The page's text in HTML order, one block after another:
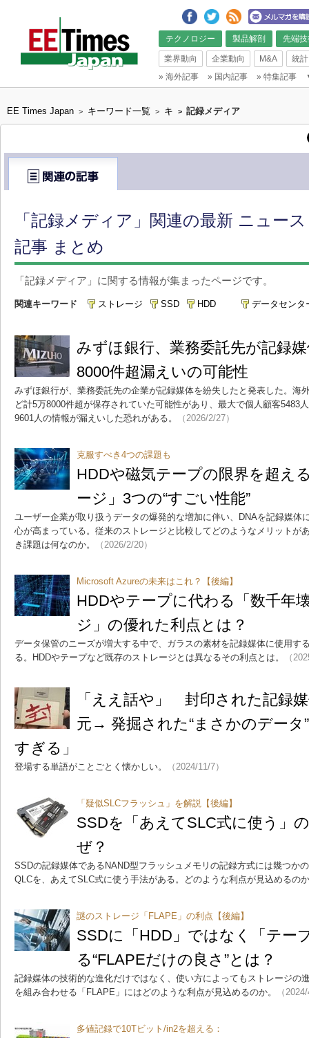
テクノロジー 製品解剖 先端
業界動向 企業動向 M&A
統計
» 海外記事 » 国内記事 » 特集記事
EE Times Japan > キーワード一覧 > キ > 記録メディア
「記録メディア」関連の最新 ニュー
記事 まとめ
「記録メディア」に関する情報が集まったページです。
関連キーワード ストレージ SSD HDD データセンタ
みずほ銀行、業務委託先が記録
8000件超漏えいの可能性
みずほ銀行が、業務委託先の企業が記録媒体を紛失したと発表した。海
ど計5万8000件超が保存されていた可能性があり、最大で個人顧客5483
9601人の情報が漏えいした恐れがある。
（2026/2/27）
克服すべき4つの課題も
HDDや磁気テープの限界を超
ージ」3つの“すごい性能”
ユーザー企業が取り扱うデータの爆発的な増加に伴い、DNAを記録媒体
心が高まっている。従来のストレージと比較してどのようなメリットが
き課題は何なのか。
（2026/2/20）
Microsoft Azureの未来はこれ？【後編】
HDDやテープに代わる「数千年
ジ」の優れた利点とは？
データ保管のニーズが増大する中で、ガラスの素材を記録媒体に使用す
る。HDDやテープなど既存のストレージとは異なるその利点とは。
（
「ええ話や」 封印された記録
元→ 発掘された“まさかのデー
すぎる」
登場する単語がことごとく懐かしい。 （2024/11/7）
「疑似SLCフラッシュ」を解説【後編】
SSDを「あえてSLC式に使う」
ぜ？
SSDの記録媒体であるNAND型フラッシュメモリの記録方式には幾つか
QLCを、あえてSLC式に使う手法がある。どのような利点が見込めるの
謎のストレージ「FLAPE」の利点【後編】
SSDに「HDD」ではなく「テー
る“FLAPEだけの良さ”とは？
記録媒体の技術的な進化だけではなく、使い方によってもストレージの
を組み合わせる「FLAPE」にはどのような利点が見込めるのか。
（
多値記録で10Tビット/in2を超える：